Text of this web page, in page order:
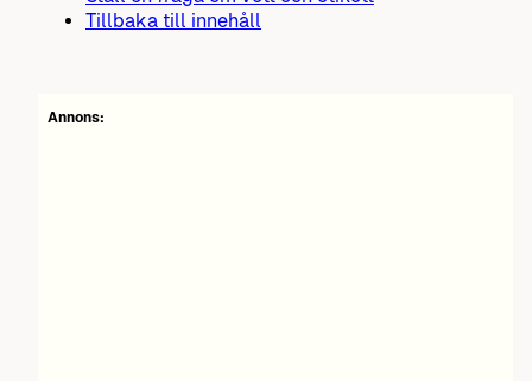
Tillbaka till innehåll
Annons: